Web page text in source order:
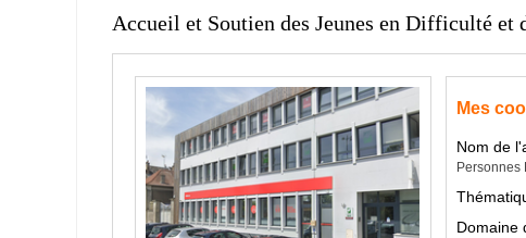
Accueil et Soutien des Jeunes en Difficulté et
Mes
Nom de
Personnes
Domaine